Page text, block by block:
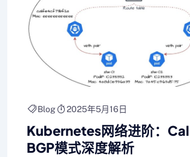
Blog 2025年5月16日
Kubernetes网络进阶：
BGP模式深度解析